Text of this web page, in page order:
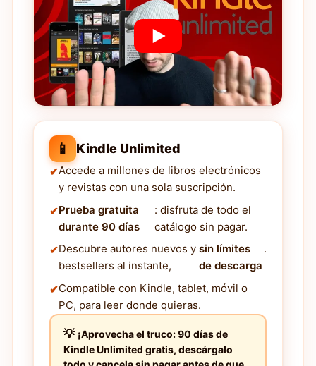
📱 Kindle Unlimited
Accede a millones de libros electrónicos
y revistas con una sola suscripción.
Prueba gratuita
durante 90 días
: disfruta de todo el
catálogo sin pagar.
Descubre autores nuevos y
bestsellers al instante,
sin límites
de descarga
.
Compatible con Kindle, tablet, móvil o
PC, para leer donde quieras.
¡Aprovecha el truco: 90 días de
Kindle Unlimited gratis, descárgalo